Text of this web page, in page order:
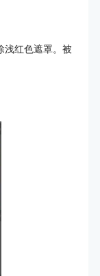
浅红色遮罩。被